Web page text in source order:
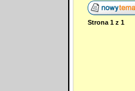
Strona 1z 1